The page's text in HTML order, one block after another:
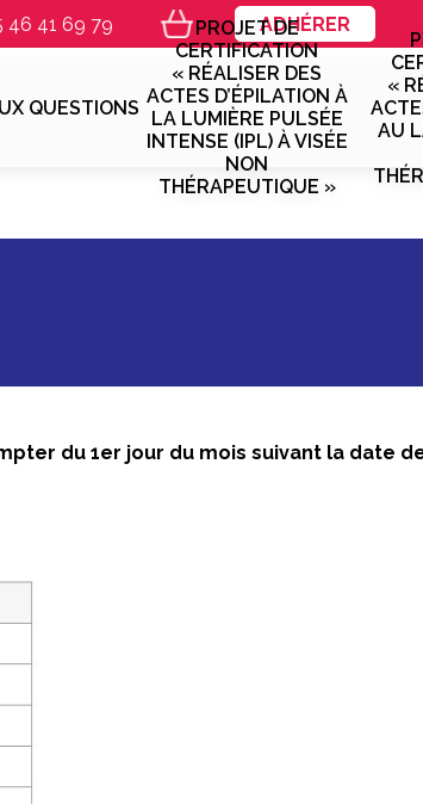
46 41 69 79 ADHÉRER
QUESTIONS
PROJET DE
CERTIFICATION
« RÉALISER DES
ACTES D’ÉPILATION À
LA LUMIÈRE PULSÉE
INTENSE (IPL) À VISÉE
NON
THÉRAPEUTIQUE »
«
AU
du 1er jour du mois suivant la date